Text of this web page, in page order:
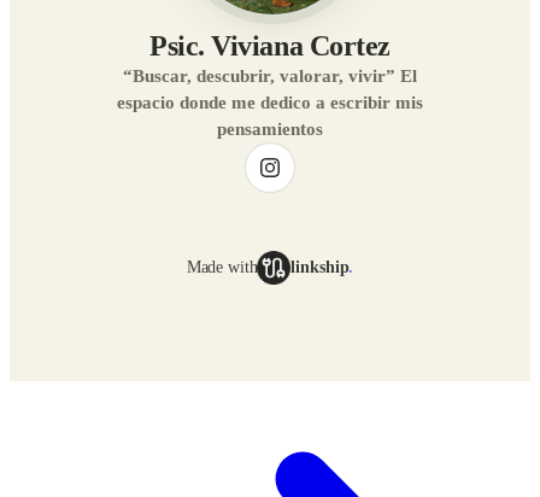
Psic. Viviana Cortez
“Buscar, descubrir, valorar, vivir” El
espacio donde me dedico a escribir mis
pensamientos
Made with linkship.